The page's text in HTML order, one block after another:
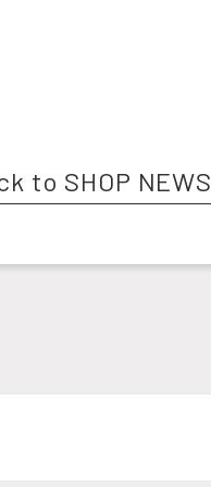
to SHOP NEWS